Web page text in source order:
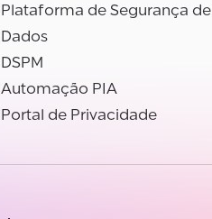
Plataforma de Segurança de
Dados
DSPM
Automação PIA
Portal de Privacidade